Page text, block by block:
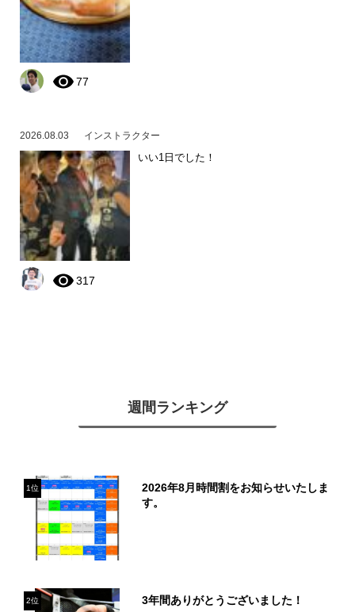
77
2026.08.03 インストラクター
いい1日でした！
317
週間ランキング
1位
2026年8月時間割をお知らせいたしま
す。
2位 3年間ありがとうございました！